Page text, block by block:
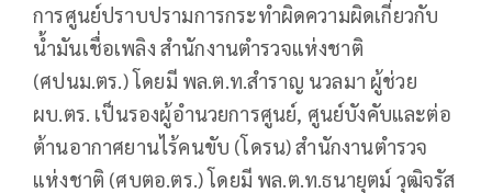
การศูนย์ปราบปรามการกระทำผิดความผิดเกี่ยวกับ
น้ำมันเชื่อเพลิง สำนักงานตำรวจแห่งชาติ
(ศปนม.ตร.) โดยมี พล.ต.ท.สำราญ นวลมา ผู้ช่วย
ผบ.ตร. เป็นรองผู้อำนวยการศูนย์, ศูนย์บังคับและต่อ
ต้านอากาศยานไร้คนขับ (โดรน) สำนักงานตำรวจ
แห่งชาติ (ศบตอ.ตร.) โดยมี พล.ต.ท.ธนายุตม์ วุฒิจรัส